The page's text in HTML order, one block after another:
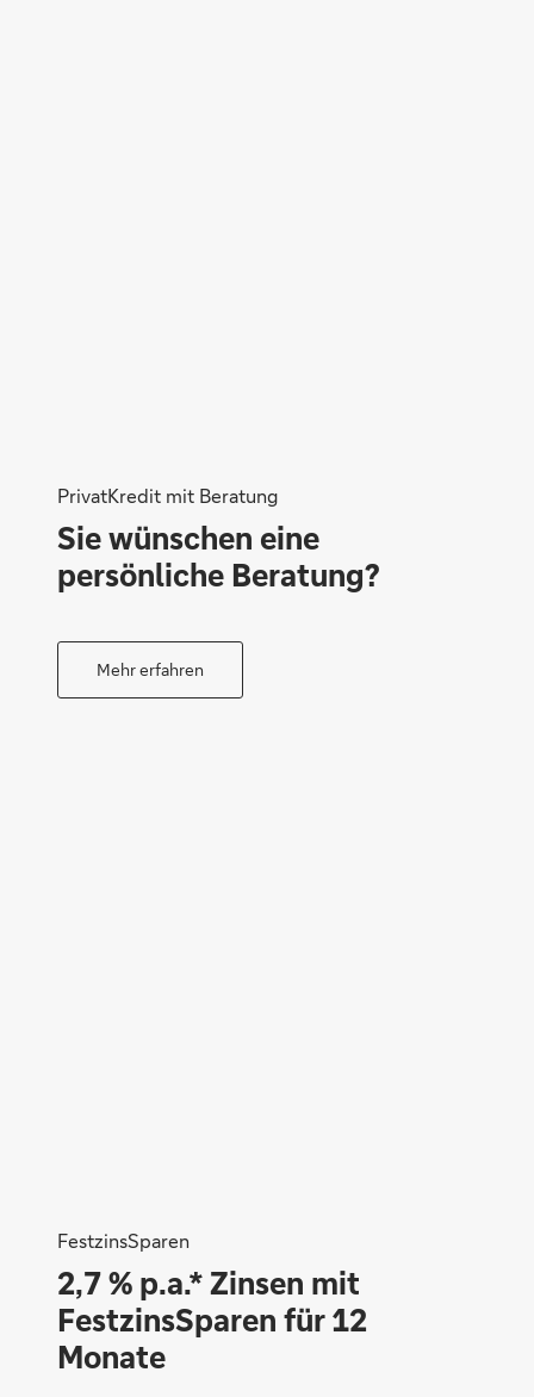
Manuela Ullrich
PrivatKredit mit Beratung
Sie wünschen eine
persönliche Beratung?
Mehr erfahren
FestzinsSparen
2,7 % p.a.* Zinsen mit
FestzinsSparen für 12
Monate